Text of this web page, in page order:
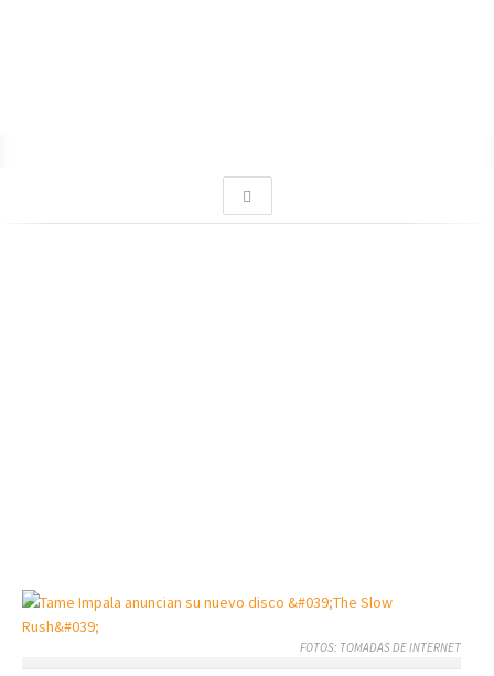
FOTOS: TOMADAS DE INTERNET